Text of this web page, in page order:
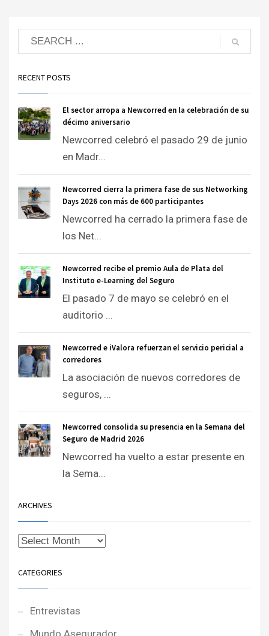
RECENT POSTS
El sector arropa a Newcorred en la celebración de su
décimo aniversario
Newcorred celebró el pasado 29 de junio
en Madr...
Newcorred cierra la primera fase de sus Networking
Days 2026 con más de 600 participantes
Newcorred ha cerrado la primera fase de
los Net...
Newcorred recibe el premio Aula de Plata del
Instituto e-Learning del Seguro
El pasado 7 de mayo se celebró en el
auditorio ...
Newcorred e iValora refuerzan el servicio pericial a
corredores
La asociación de nuevos corredores de
seguros, ...
Newcorred consolida su presencia en la Semana del
Seguro de Madrid 2026
Newcorred ha vuelto a estar presente en
la Sema...
ARCHIVES
CATEGORIES
Entrevistas